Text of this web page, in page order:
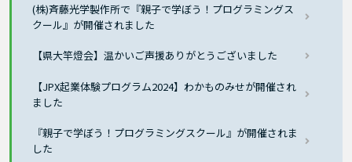
(株)斉藤光学製作所で『親子で学ぼう！プログラミングス
クール』が開催されました
【県大竿燈会】温かいご声援ありがとうございました
【JPX起業体験プログラム2024】わかものみせが開催され
ました
『親子で学ぼう！プログラミングスクール』が開催されま
した